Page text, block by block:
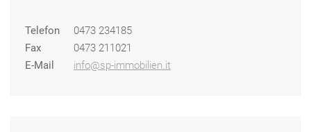
Telefon
0473 234185
Fax
0473 211021
E-Mail
info@sp-immobilien.it